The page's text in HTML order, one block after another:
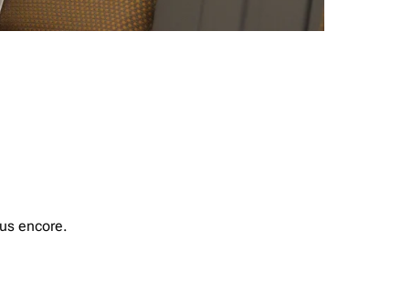
encore.